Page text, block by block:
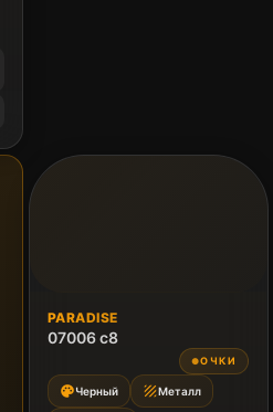
PARADISE
07006 c8
●ОЧКИ
paletteЧерный textureМеталл